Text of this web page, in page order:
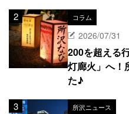
コラム
2026/07/31
200を超える
灯廊火」へ！
た♪
所沢ニュース